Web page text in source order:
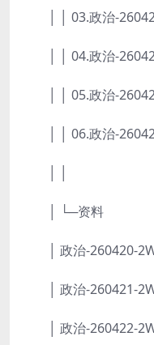
│ │ 03.政治-
│ │ 04.政治-
│ │ 05.政治-
│ │ 06.政治-
│ └─资料
│ 政治-260420-
│ 政治-260421-
│ 政治-260422-